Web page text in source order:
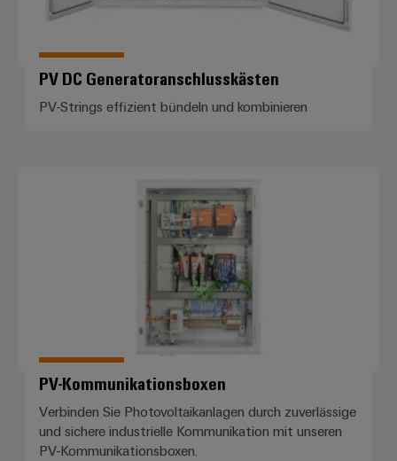
PV DC Generatoranschlusskästen
PV-Strings effizient bündeln und kombinieren
PV-Kommunikationsboxen
Verbinden Sie Photovoltaikanlagen durch zuverlässige
und sichere industrielle Kommunikation mit unseren
PV-Kommunikationsboxen.